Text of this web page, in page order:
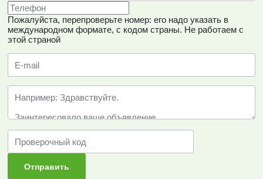
Пожалуйста, перепроверьте номер: его надо указать в
международном формате, с кодом страны. Не работаем с
этой страной